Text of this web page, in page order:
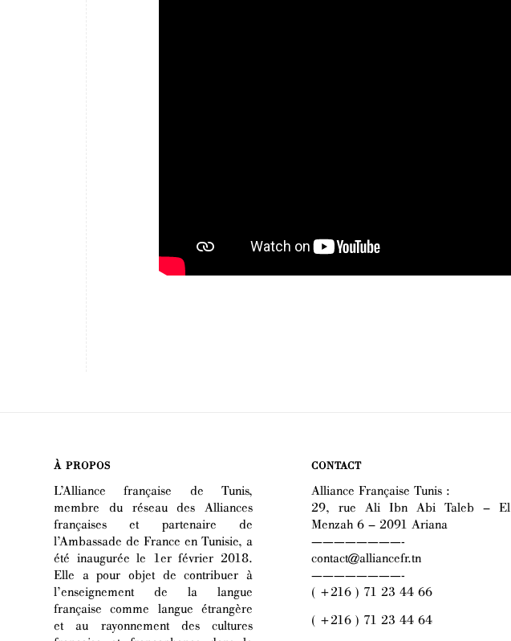
À PROPOS
L’Alliance française de Tunis,
membre du réseau des Alliances
françaises et partenaire de
l’Ambassade de France en Tunisie, a
été inaugurée le 1er février 2018.
Elle a pour objet de contribuer à
l’enseignement de la langue
française comme langue étrangère
et au rayonnement des cultures
CONTACT
Alliance Française Tunis :
29, rue Ali Ibn Abi Taleb – El
Menzah 6 – 2091 Ariana
————————-
contact@alliancefr.tn
————————-
( +216 ) 71 23 44 66
( +216 ) 71 23 44 64